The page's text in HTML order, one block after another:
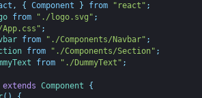
, { Component } from "react" ;
from "./logo.svg" ;
;
from "./Components/Navbar" ;
from "./Components/Section" ;
from "./DummyText" ;
extends Component
{